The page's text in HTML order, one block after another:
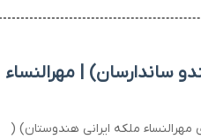
ساندارسان) | مهرالنساء
ملکه ایرانی هندوستان) (